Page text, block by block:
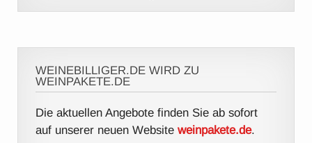
WEINEBILLIGER.DE WIRD ZU
WEINPAKETE.DE
Die aktuellen Angebote finden Sie ab sofort
auf unserer neuen Websiteweinpakete.de.